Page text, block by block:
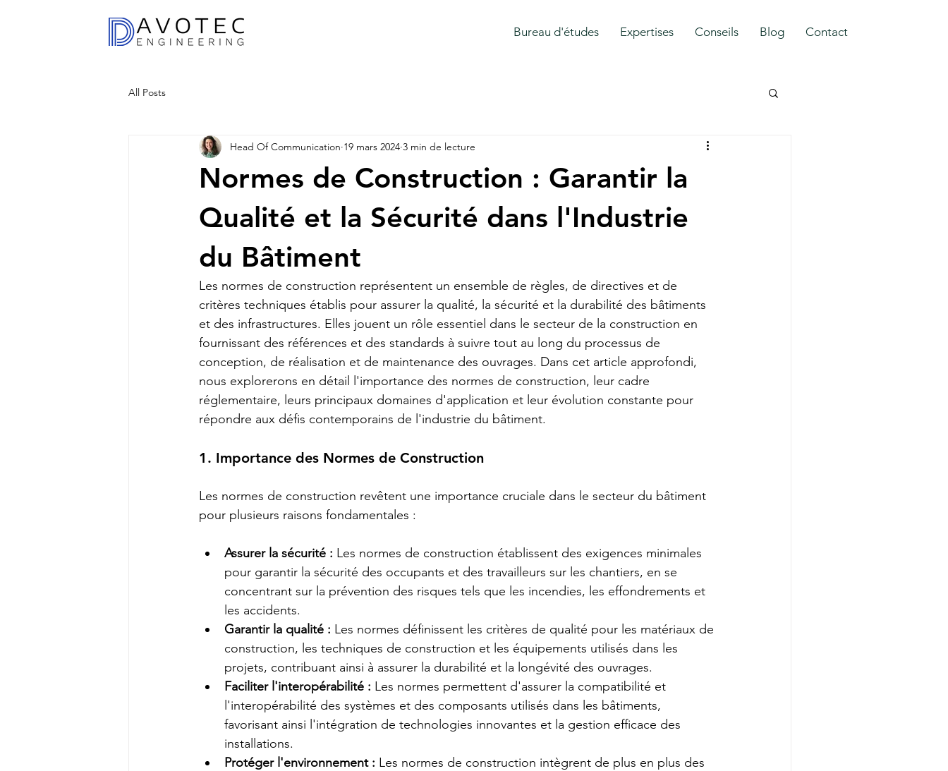
Bureau d'études Expertises Conseils Blog Contact
All Posts
Normes de Construction : Garantir la
Qualité et la Sécurité dans l'Industrie
du Bâtiment
Head Of Communication 19 mars 2024 3 min de lecture
Les normes de construction représentent un ensemble de règles, de directives et de
critères techniques établis pour assurer la qualité, la sécurité et la durabilité des bâtiments
et des infrastructures. Elles jouent un rôle essentiel dans le secteur de la construction en
fournissant des références et des standards à suivre tout au long du processus de
conception, de réalisation et de maintenance des ouvrages. Dans cet article approfondi,
nous explorerons en détail l'importance des normes de construction, leur cadre
réglementaire, leurs principaux domaines d'application et leur évolution constante pour
répondre aux défis contemporains de l'industrie du bâtiment.
1. Importance des Normes de Construction
Les normes de construction revêtent une importance cruciale dans le secteur du bâtiment
pour plusieurs raisons fondamentales :
Assurer la sécurité : Les normes de construction établissent des exigences minimales
pour garantir la sécurité des occupants et des travailleurs sur les chantiers, en se
concentrant sur la prévention des risques tels que les incendies, les effondrements et
les accidents.
Garantir la qualité : Les normes définissent les critères de qualité pour les matériaux de
construction, les techniques de construction et les équipements utilisés dans les
projets, contribuant ainsi à assurer la durabilité et la longévité des ouvrages.
Faciliter l'interopérabilité : Les normes permettent d'assurer la compatibilité et
l'interopérabilité des systèmes et des composants utilisés dans les bâtiments,
favorisant ainsi l'intégration de technologies innovantes et la gestion efficace des
installations.
Protéger l'environnement : Les normes de construction intègrent de plus en plus des